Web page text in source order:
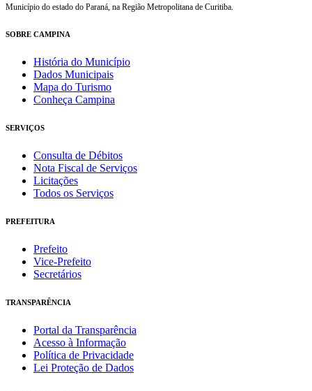
Município do estado do Paraná, na Região Metropolitana de Curitiba.
SOBRE CAMPINA
História do Município
Dados Municipais
Mapa do Turismo
Conheça Campina
SERVIÇOS
Consulta de Débitos
Nota Fiscal de Serviços
Licitações
Todos os Serviços
PREFEITURA
Prefeito
Vice-Prefeito
Secretários
TRANSPARÊNCIA
Portal da Transparência
Acesso à Informação
Política de Privacidade
Lei Proteção de Dados